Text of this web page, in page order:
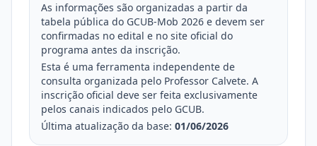
As informações são organizadas a partir da
tabela pública do GCUB-Mob 2026 e devem ser
confirmadas no edital e no site oficial do
programa antes da inscrição.
Esta é uma ferramenta independente de
consulta organizada pelo Professor Calvete. A
inscrição oficial deve ser feita exclusivamente
pelos canais indicados pelo GCUB.
Última atualização da base: 01/06/2026